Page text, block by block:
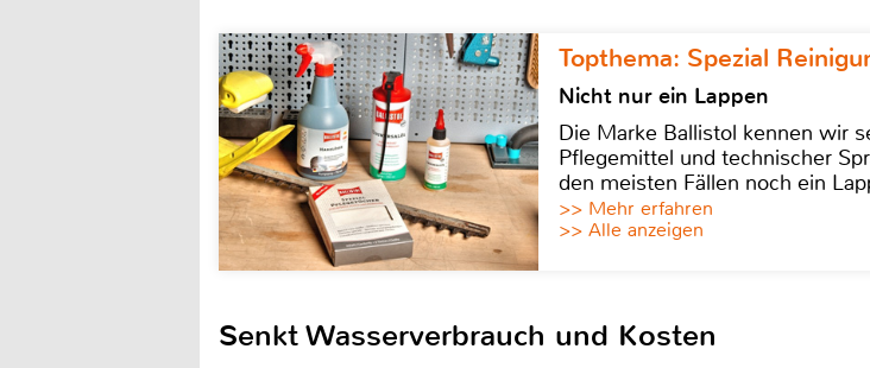
Topthema: Spezial
Nicht nur ein Lappen
Die Marke Ballistol kennen wir
Pflegemittel und technischer
den meisten Fällen noch ein
>> Mehr erfahren
>> Alle anzeigen
Senkt Wasserverbrauch und Kosten